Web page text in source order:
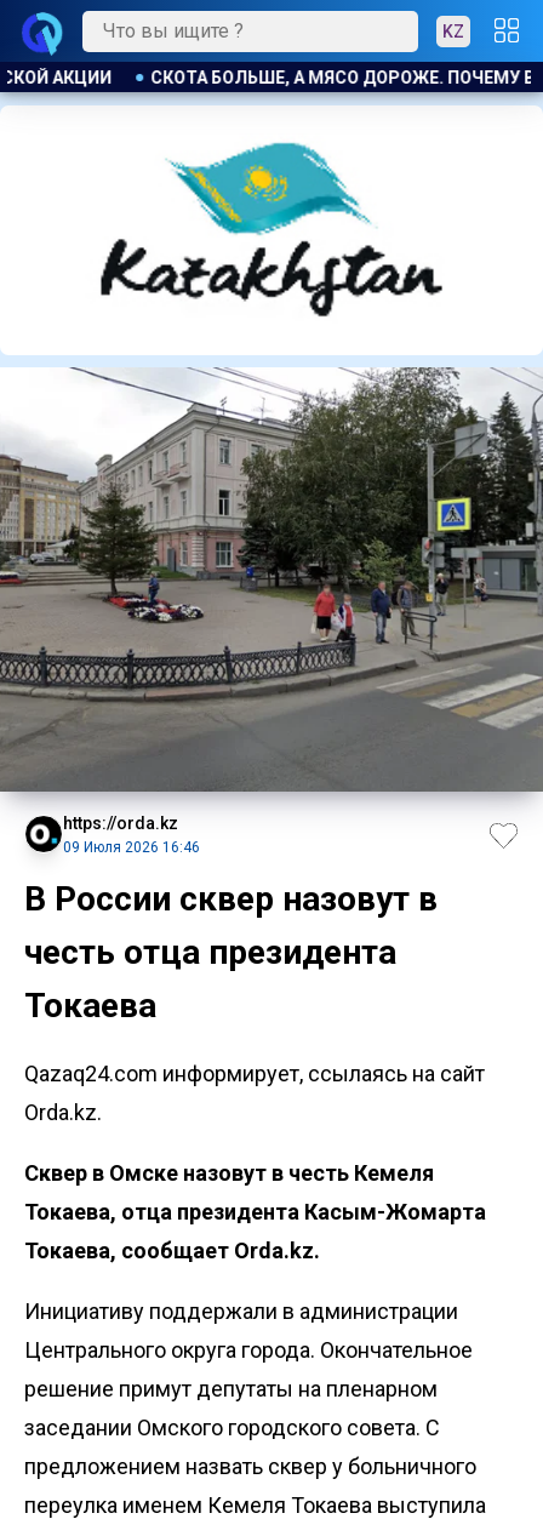
KZ
ПОЧЕМУ В КАЗАХСТАНЕ ПРОДОЛЖАЮТ РАСТИ ЦЕНЫ НА
https://orda.kz
09 Июля 2026 16:46
В России сквер назовут в
честь отца президента
Токаева
Qazaq24.com информирует, ссылаясь на сайт
Orda.kz.
Сквер в Омске назовут в честь Кемеля
Токаева, отца президента Касым-Жомарта
Токаева, сообщает Orda.kz.
Инициативу поддержали в администрации
Центрального округа города. Окончательное
решение примут депутаты на пленарном
заседании Омского городского совета. С
предложением назвать сквер у больничного
переулка именем Кемеля Токаева выступила